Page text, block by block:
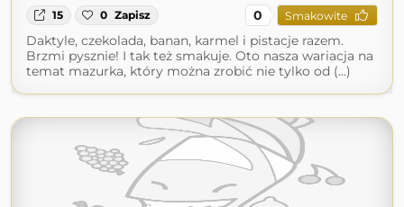
15 0 Zapisz 0 Smakowite
Daktyle, czekolada, banan, karmel i pistacje razem.
Brzmi pysznie! I tak też smakuje. Oto nasza wariacja na
temat mazurka, który można zrobić nie tylko od (...)